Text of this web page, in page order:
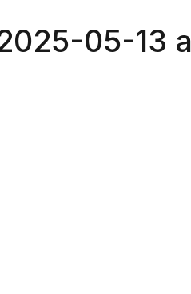
05-13